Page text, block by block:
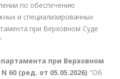
по обеспечению
и специализированных
при Верховном Суде
при Верховном
60 (ред. от 05.05.2026) "Об